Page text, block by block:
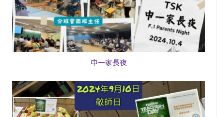
中一家長夜